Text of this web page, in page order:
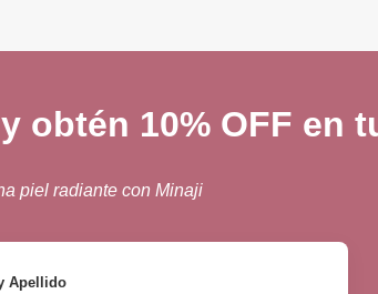
obtén 10% OFF en
piel radiante con Minaji
Apellido